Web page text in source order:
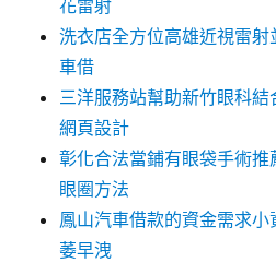
花雷射
洗衣店全方位高雄近視雷
車借
三洋服務站幫助新竹眼科
網頁設計
彰化合法當鋪有眼袋手術
眼圈方法
鳳山汽車借款的資金需求
萎早洩